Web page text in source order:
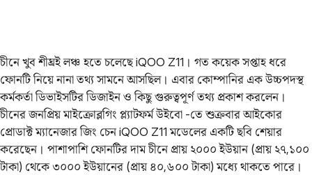
চীনে খুব শীঘ্রই লঞ্চ হতে চলেছে iQOO Z11। গত কয়েক সপ্তাহ ধরে
ফোনটি নিয়ে নানা তথ্য সামনে আসছিল। এবার কোম্পানির এক উচ্চপদস্থ
কর্মকর্তা ডিভাইসটির ডিজাইন ও কিছু গুরুত্বপূর্ণ তথ্য প্রকাশ করলেন।
চীনের জনপ্রিয় মাইক্রোব্লগিং প্ল্যাটফর্ম উইবো -তে শুক্রবার আইকোর
প্রোডাক্ট ম্যানেজার জিং চেন iQOO Z11 মডেলের একটি ছবি শেয়ার
করেছেন। পাশাপাশি ফোনটির দাম চীনে প্রায় ২০০০ ইউয়ান (প্রায় ২৭,১০০
টাকা) থেকে ৩০০০ ইউয়ানের (প্রায় ৪০,৬০০ টাকা) মধ্যে থাকতে পারে।